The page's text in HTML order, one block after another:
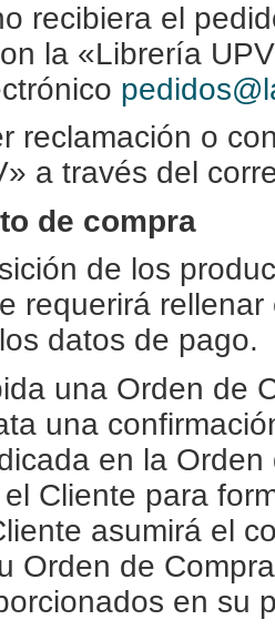
recibiera el
la «Librería
reclamación o
a través del
de compra
de los
requerirá
datos de pago.
una Orden de
una
en la
Cliente para
asumirá el
Orden de
en su